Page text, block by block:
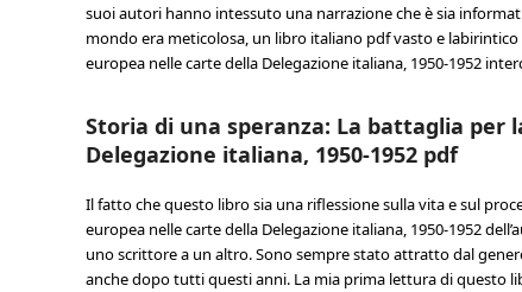
suoi autori hanno intessuto una narrazione che è sia
mondo era meticolosa, un libro italiano pdf vasto e labirintico
europea nelle carte della Delegazione italiana, 1950-1952
Storia di una speranza: La battaglia per
Delegazione italiana, 1950-1952 pdf
Il fatto che questo libro sia una riflessione sulla vita e sul
europea nelle carte della Delegazione italiana, 1950-1952
uno scrittore a un altro. Sono sempre stato attratto dal
anche dopo tutti questi anni. La mia prima lettura di questo